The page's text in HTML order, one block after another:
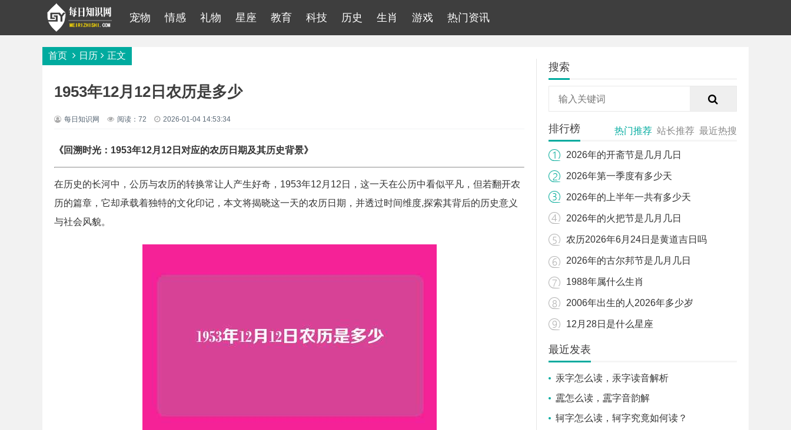
宠物 情感 礼物 星座 教育 科技 历史 生肖 游戏 热门资讯
首页 日历 正文
1953年12月12日农历是多少
每日知识网 阅读：72 2026-01-04 14:53:34
《回溯时光：1953年12月12日对应的农历日期及其历史背景》
在历史的长河中，公历与农历的转换常让人产生好奇，1953年12月12日，这一天在公历中看似平凡，但若翻开农
历的篇章，它却承载着独特的文化印记，本文将揭晓这一天的农历日期，并透过时间维度,探索其背后的历史意义
与社会风貌。
搜索
排行榜 热门推荐 站长推荐 最近热搜
2026年的开斋节是几月几日
2026年第一季度有多少天
2026年的上半年一共有多少天
2026年的火把节是几月几日
农历2026年6月24日是黄道吉日吗
2026年的古尔邦节是几月几日
1988年属什么生肖
2006年出生的人2026年多少岁
12月28日是什么星座
最近发表
汞字怎么读，汞字读音解析
靁怎么读，靁字音韵解
轲字怎么读，轲字究竟如何读？